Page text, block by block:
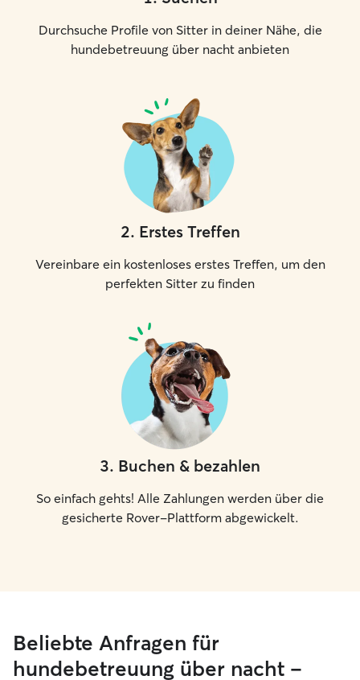
Durchsuche Profile von Sitter in deiner Nähe, die
hundebetreuung über nacht anbieten
2. Erstes Treffen
Vereinbare ein kostenloses erstes Treffen, um den
perfekten Sitter zu finden
3. Buchen & bezahlen
So einfach gehts! Alle Zahlungen werden über die
gesicherte Rover-Plattform abgewickelt.
Beliebte Anfragen für
hundebetreuung über nacht –